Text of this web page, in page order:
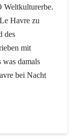
Weltkulturerbe.
Havre zu
des
mit
damals
bei Nacht